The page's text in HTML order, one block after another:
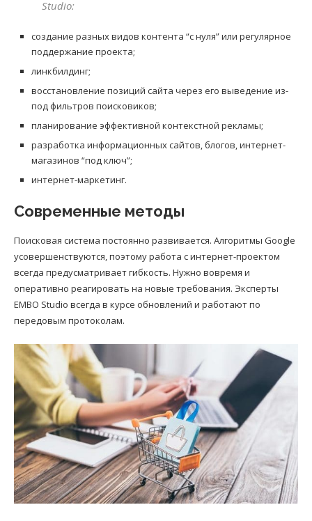
Studio:
создание разных видов контента “с нуля” или регулярное
поддержание проекта;
линкбилдинг;
восстановление позиций сайта через его выведение из-
под фильтров поисковиков;
планирование эффективной контекстной рекламы;
разработка информационных сайтов, блогов, интернет-
магазинов “под ключ”;
интернет-маркетинг.
Современные методы
Поисковая система постоянно развивается. Алгоритмы Google
усовершенствуются, поэтому работа с интернет-проектом
всегда предусматривает гибкость. Нужно вовремя и
оперативно реагировать на новые требования. Эксперты
EMBO Studio всегда в курсе обновлений и работают по
передовым протоколам.